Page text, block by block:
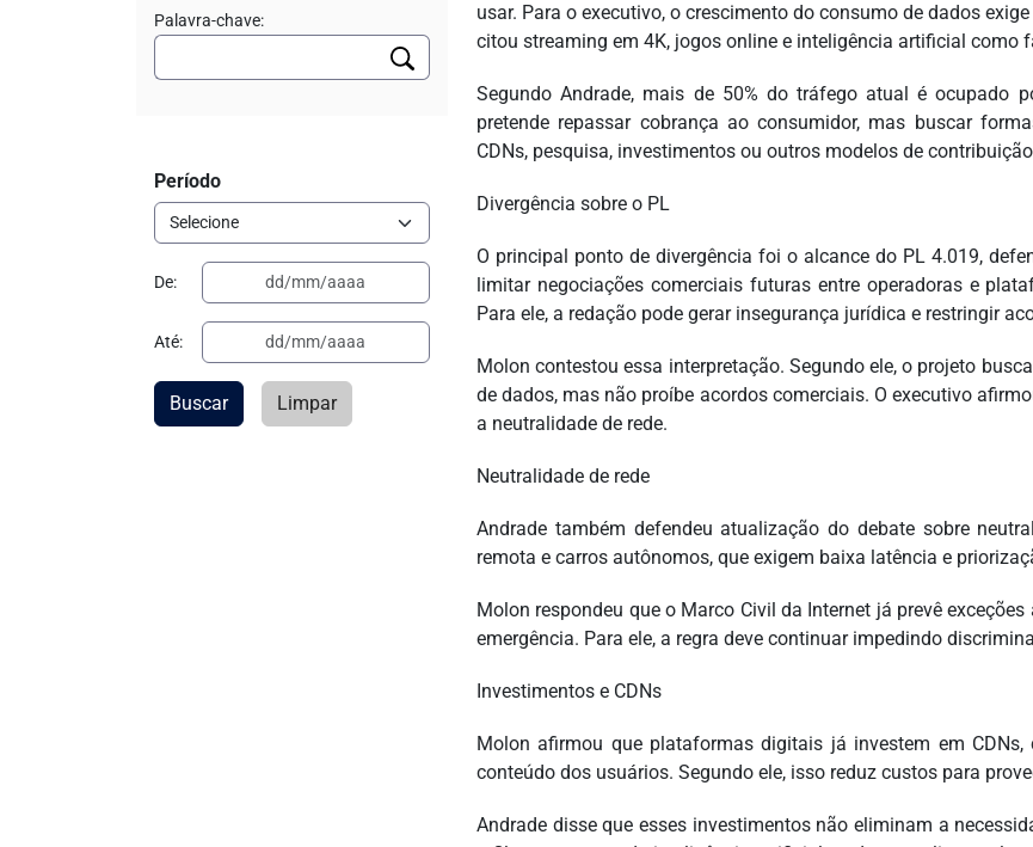
usar. Para o executivo, o crescimento do consumo de dados
citou streaming em 4K, jogos online e inteligência artificial como
Segundo Andrade, mais de 50% do tráfego atual é ocupado
pretende repassar cobrança ao consumidor, mas buscar
CDNs, pesquisa, investimentos ou outros modelos de
Divergência sobre o PL
O principal ponto de divergência foi o alcance do PL 4.019,
limitar negociações comerciais futuras entre operadoras e
Para ele, a redação pode gerar insegurança jurídica e restringir
Molon contestou essa interpretação. Segundo ele, o projeto
de dados, mas não proíbe acordos comerciais. O executivo
a neutralidade de rede.
Neutralidade de rede
Andrade também defendeu atualização do debate sobre
remota e carros autônomos, que exigem baixa latência e
Molon respondeu que o Marco Civil da Internet já prevê
emergência. Para ele, a regra deve continuar impedindo
Investimentos e CDNs
Molon afirmou que plataformas digitais já investem em
conteúdo dos usuários. Segundo ele, isso reduz custos para
Andrade disse que esses investimentos não eliminam a
Palavra-chave:
Período
De:
Até:
Buscar Limpar